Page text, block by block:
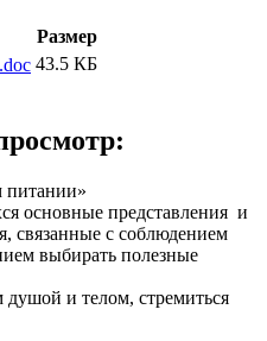
Размер
43.5 КБ
питании»
основные представления и
связанные с соблюдением
выбирать полезные
душой и телом, стремиться